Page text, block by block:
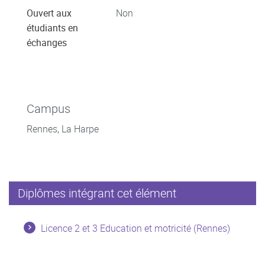
Ouvert aux
étudiants en
échanges
Non
Campus
Rennes, La Harpe
Diplômes intégrant cet élément
Licence 2 et 3 Education et motricité (Rennes)